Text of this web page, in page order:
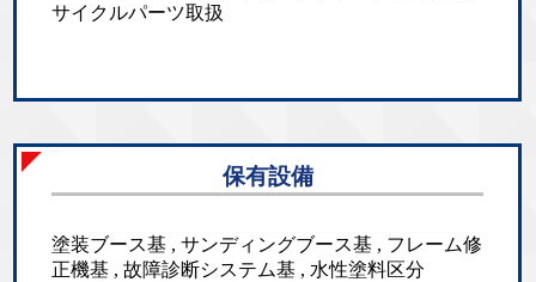
サイクルパーツ取扱
保有設備
塗装ブース基 , サンディングブース基 , フレーム修
正機基 , 故障診断システム基 , 水性塗料区分